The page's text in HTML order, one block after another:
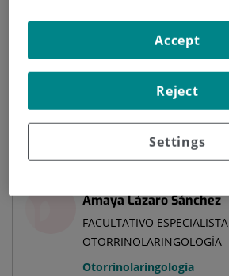
Hospital Quirónsalud Zaragoza
Ver ficha
Amaya Lázaro Sánchez
FACULTATIVO ESPECIALISTA
OTORRINOLARINGOLOGÍA
Otorrinolaringología
Settings
Reject
Accept